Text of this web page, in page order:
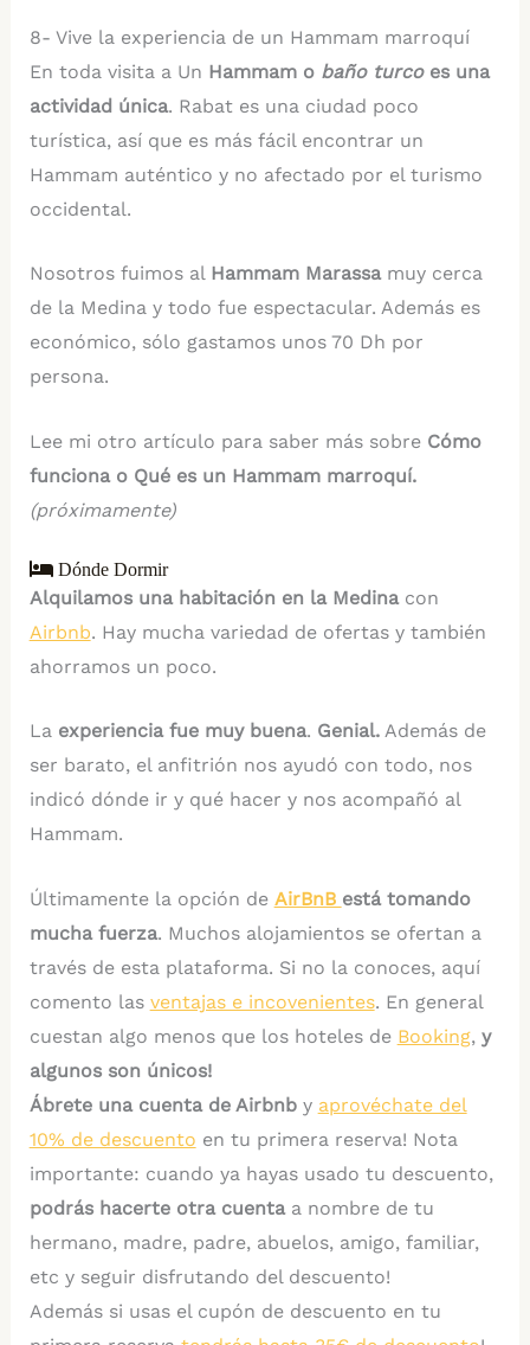
8- Vive la experiencia de un Hammam marroquí
En toda visita a Un Hammam o baño turcoes una
actividad única. Rabat es una ciudad poco
turística, así que es más fácil encontrar un
Hammam auténtico y no afectado por el turismo
occidental.
Nosotros fuimos al Hammam Marassamuy cerca
de la Medina y todo fue espectacular. Además es
económico, sólo gastamos unos 70 Dh por
persona.
Lee mi otro artículo para saber más sobre Cómo
funciona o Qué es un Hammam marroquí.
(próximamente)
Dónde Dormir
Alquilamos una habitación en la Medinacon
Airbnb. Hay mucha variedad de ofertas y también
ahorramos un poco.
La experiencia fue muy buena. Genial.Además de
ser barato, el anfitrión nos ayudó con todo, nos
indicó dónde ir y qué hacer y nos acompañó al
Hammam.
Últimamente la opción de AirBnB está tomando
mucha fuerza. Muchos alojamientos se ofertan a
través de esta plataforma. Si no la conoces, aquí
comento las ventajas e incovenientes. En general
cuestan algo menos que los hoteles de Booking, y
algunos son únicos!
Ábrete una cuenta de Airbnby aprovéchate del
10% de descuento en tu primera reserva! Nota
importante: cuando ya hayas usado tu descuento,
podrás hacerte otra cuenta a nombre de tu
hermano, madre, padre, abuelos, amigo, familiar,
etc y seguir disfrutando del descuento!
Además si usas el cupón de descuento en tu